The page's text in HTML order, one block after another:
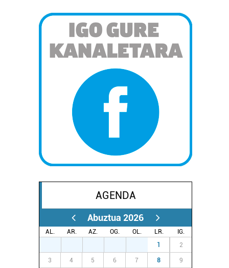
AGENDA
Abuztua 2026
AL. AR. AZ. OG. OL. LR.
IG.
1 2
3 4 5 6 7 8 9